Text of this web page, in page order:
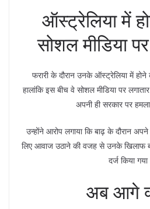
ऑस्ट्रेलिया में
सोशल मीडिया
फरारी के दौरान उनके ऑस्ट्रेलिया में होने
हालांकि इस बीच वे सोशल मीडिया पर
अपनी ही सरकार पर
उन्होंने आरोप लगाया कि बाढ़ के दौरान
लिए आवाज उठाने की वजह से उनके खिलाफ
दर्ज किया
अब आगे